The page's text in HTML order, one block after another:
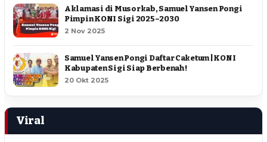
Aklamasi di Musorkab, Samuel Yansen Pongi
Pimpin KONI Sigi 2025–2030
2 Nov 2025
Samuel Yansen Pongi Daftar Caketum | KONI
Kabupaten Sigi Siap Berbenah !
20 Okt 2025
Viral